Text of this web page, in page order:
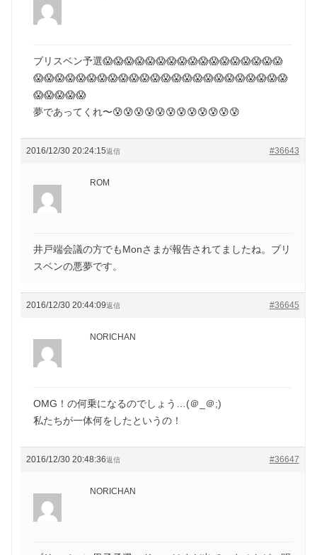
ブリスベン予選😱😱😱😱😱😱😱😱😱😱😱😱😱😱😱😱😱
😱😱😱😱😱😱😱😱😱😱😱😱😱😱😱😱😱😱😱😱😱😱😱😱
😱😱😱😱😱
夢であってくれ〜😰😰😰😰😰😰😰😰😰😰😰😰
2016/12/30 20:24:15 #36643
返信
ROM
井戸端会議の方でもMonさまが報告されてましたね。ブリ
スベンの悪夢です。
2016/12/30 20:44:09 #36645
返信
NORICHAN
OMG！の何乗になるのでしょう…(＠_＠;)
私たちが一体何をしたというの！
2016/12/30 20:48:36 #36647
返信
NORICHAN